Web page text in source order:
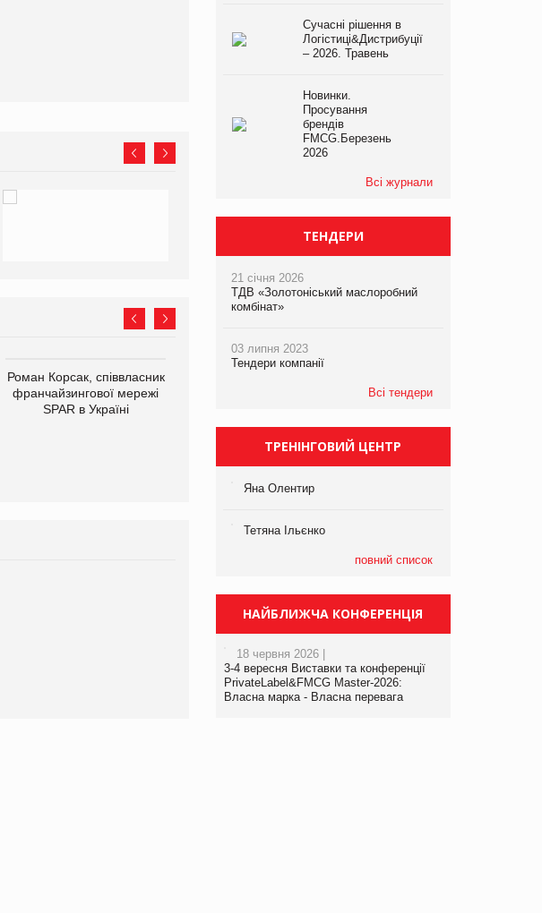
Роман Корсак, співвласник
франчайзингової мережі
SPAR в Україні
виробництва
компанії «УкраМарин»
Брагина Людмила
Просування компанії на
www.trademaster.ua.
правила. Особливості.
Сучасні рішення в
Логістиці&Дистрибуції
– 2026. Травень
Новинки.
Просування
брендів
FMCG.Березень
2026
Всі журнали
ТЕНДЕРИ
21 січня 2026
ТДВ «Золотоніський маслоробний
комбінат»
03 липня 2023
Тендери компанії
Всі тендери
ТРЕНІНГОВИЙ ЦЕНТР
Яна Олентир
Тетяна Ільєнко
повний список
НАЙБЛИЖЧА КОНФЕРЕНЦІЯ
18 червня 2026 |
3-4 вересня Виставки та конференції
PrivateLabel&FMCG Master-2026:
Власна марка - Власна перевага